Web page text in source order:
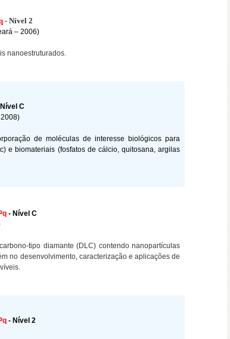
- Nível 2
– 2006)
nanoestruturados.
C
de moléculas de interesse biológicos para
e biomateriais (fosfatos de cálcio, quitosana, argilas
- Nível C
tipo diamante (DLC) contendo nanopartículas
no desenvolvimento, caracterização e aplicações de
- Nível 2